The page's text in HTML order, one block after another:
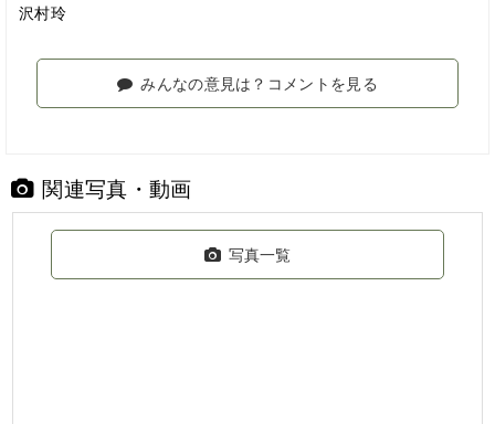
沢村玲
みんなの意見は？コメントを見る
関連写真・動画
写真一覧